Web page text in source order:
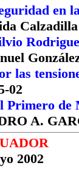
en
Calzadilla
las
02
Primero de
A.
2002